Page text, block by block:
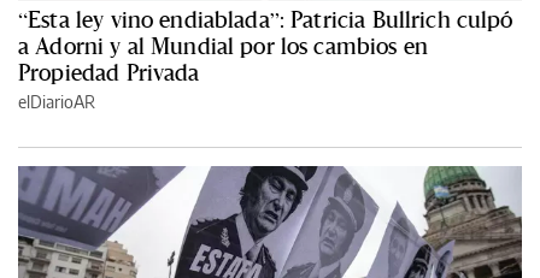
“Esta ley vino endiablada”: Patricia Bullrich culpó
a Adorni y al Mundial por los cambios en
Propiedad Privada
elDiarioAR